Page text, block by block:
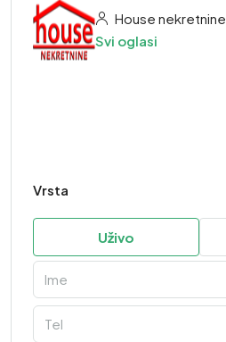
House nekretnine
Svi oglasi
Vrsta
Uživo